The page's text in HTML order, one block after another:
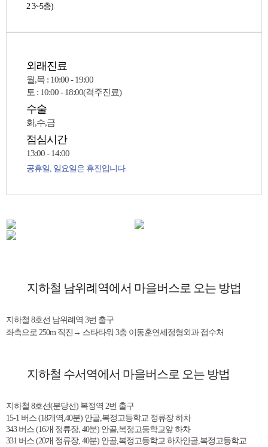
2 3~5층)
외래진료
월,목 : 10:00 - 19:00
토 : 10:00 - 18:00(격주진료)
수술
화,수,금
점심시간
13:00 - 14:00
공휴일, 일요일은 휴진입니다.
지하철 남위례역에서 마을버스로 오는 방법
지하철 8호선 남위례역 3번 출구
좌측으로 250m 직진→ 스타타워 3층 이동훈연세정형외과 접수처
지하철 수서역에서 마을버스로 오는 방법
지하철 8호선(분당선) 복정역 2번 출구
15-1 버스 (18개역,40분) 안골,복정고등학교 정류장 하차
343 버스 (16개 정류장, 40분) 안골,복정고등학교앞 하차
331 버스 (20개 정류장, 40분) 안골,복정고등학교 하차안골,복정고등학교